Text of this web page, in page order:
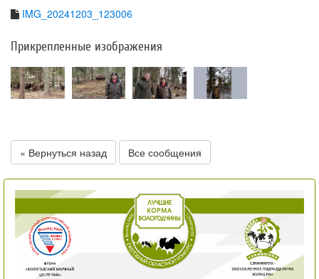
IMG_20241203_123006
Прикрепленные изображения
« Вернуться назад Все сообщения